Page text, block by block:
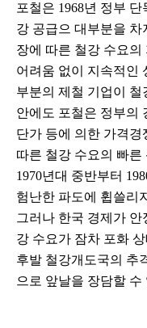
포철은 1968년 정부
강 공급으 대부분을
장에 따른 철강 수요
어려움 없이 지속적인
부분의 제철 기업이
안에도 포철은 정부의
단가 등에 의한 가격경
따른 철강 수요의 빠른
1970년대 중반부터
험난한 파도에 휩쓸리
그러나 한국 경제가
강 수요가 잠차 포화
후발 철강개도국의 추
으로 앞날을 장담할 수